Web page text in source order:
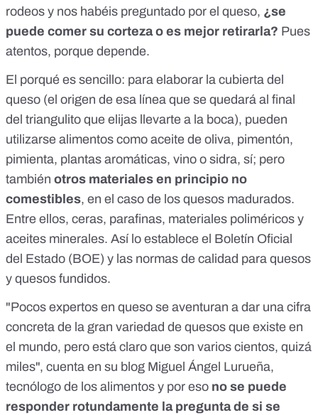
rodeos y nos habéis preguntado por el queso, ¿se
puede comer su corteza o es mejor retirarla? Pues
atentos, porque depende.
El porqué es sencillo: para elaborar la cubierta del
queso (el origen de esa línea que se quedará al final
del triangulito que elijas llevarte a la boca), pueden
utilizarse alimentos como aceite de oliva, pimentón,
pimienta, plantas aromáticas, vino o sidra, sí; pero
también otros materiales en principio no
comestibles, en el caso de los quesos madurados.
Entre ellos, ceras, parafinas, materiales poliméricos y
aceites minerales. Así lo establece el Boletín Oficial
del Estado (BOE) y las normas de calidad para quesos
y quesos fundidos.
"Pocos expertos en queso se aventuran a dar una cifra
concreta de la gran variedad de quesos que existe en
el mundo, pero está claro que son varios cientos, quizá
miles", cuenta en su blog Miguel Ángel Lurueña,
tecnólogo de los alimentos y por eso no se puede
responder rotundamente la pregunta de si se